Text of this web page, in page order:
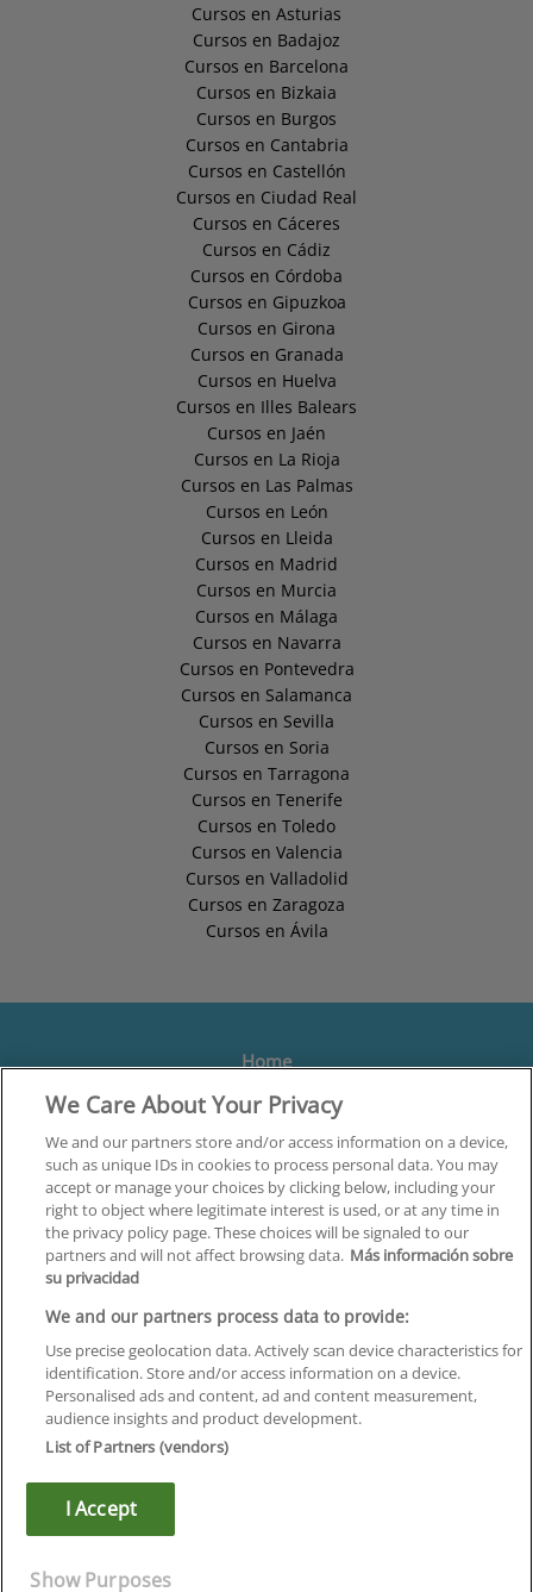
Cursos en Asturias
Cursos en Badajoz
Cursos en Barcelona
Cursos en Bizkaia
Cursos en Burgos
Cursos en Cantabria
Cursos en Castellón
Cursos en Ciudad Real
Cursos en Cáceres
Cursos en Cádiz
Cursos en Córdoba
Cursos en Gipuzkoa
Cursos en Girona
Cursos en Granada
Cursos en Huelva
Cursos en Illes Balears
Cursos en Jaén
Cursos en La Rioja
Cursos en Las Palmas
Cursos en León
Cursos en Lleida
Cursos en Madrid
Cursos en Murcia
Cursos en Málaga
Cursos en Navarra
Cursos en Pontevedra
Cursos en Salamanca
Cursos en Sevilla
Cursos en Soria
Cursos en Tarragona
Cursos en Tenerife
Cursos en Toledo
Cursos en Valencia
Cursos en Valladolid
Cursos en Zaragoza
Cursos en Ávila
Home
Formación
Centros
Orientación
Quiénes somos
Contacta
Aviso Legal
Política de Privacidad
Política de Cookies
Canal Ético
Infoempleo
We Care About Your Privacy
We and our partners store and/or access information on a device,
such as unique IDs in cookies to process personal data. You may
accept or manage your choices by clicking below, including your
right to object where legitimate interest is used, or at any time in
the privacy policy page. These choices will be signaled to our
partners and will not affect browsing data. Más información sobre
su privacidad
We and our partners process data to provide:
Use precise geolocation data. Actively scan device characteristics for
identification. Store and/or access information on a device.
Personalised ads and content, ad and content measurement,
audience insights and product development.
List of Partners (vendors)
I Accept
Show Purposes